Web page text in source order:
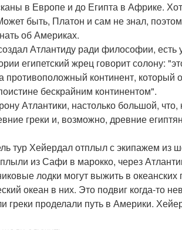
в Европе и до Египта в Африке.
быть, Платон и сам не знал,
об Америках.
Атлантиду ради философии, есть
египетский жрец говорит солону:
противоположный континент, который
бескрайним континентом".
Атлантики, настолько большой, что,
греки и, возможно, древние
тур Хейердал отплыл с экипажем из
из Сафи в марокко, через
лодки могут выжить в
океан в них. Это подвиг когда-то
греки проделали путь в Америки.